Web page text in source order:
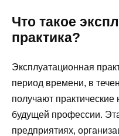
Что такое
практика?
Эксплуатационная
период времени, в
получают
будущей профессии.
предприятиях,